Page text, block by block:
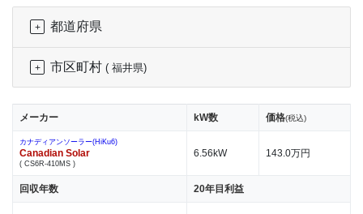
都道府県
市区町村 ( 福井県)
メーカー kW数 価格(税込)
カナディアンソーラー(HiKu6)
Canadian Solar
( CS6R-410MS )
6.56kW 143.0万円
回収年数 20年目利益